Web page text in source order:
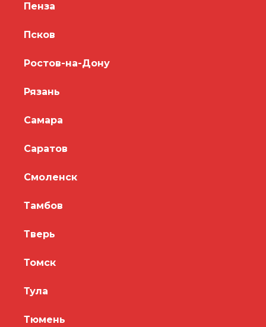
Пенза
Псков
Ростов-на-Дону
Рязань
Самара
Саратов
Смоленск
Тамбов
Тверь
Томск
Тула
Тюмень